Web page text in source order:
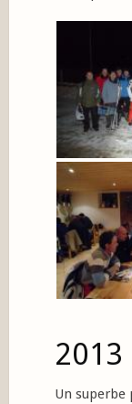
2013
Un superbe